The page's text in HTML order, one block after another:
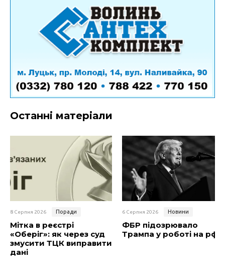
Останні матеріали
8 Серпня 2026 Поради
Мітка в реєстрі
«Оберіг»: як через суд
змусити ТЦК виправити
дані
6 Серпня 2026 Новини
ФБР підозрювало
Трампа у роботі на рф